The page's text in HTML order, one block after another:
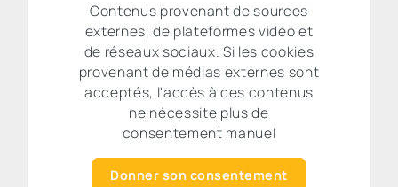
Contenus provenant de sources
externes, de plateformes vidéo et
de réseaux sociaux. Si les cookies
provenant de médias externes sont
acceptés, l'accès à ces contenus
ne nécessite plus de
consentement manuel
Donner son consentement